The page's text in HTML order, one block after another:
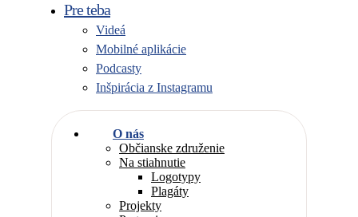
Pre teba
Videá
Mobilné aplikácie
Podcasty
Inšpirácia z Instagramu
O nás
Občianske združenie
Na stiahnutie
Logotypy
Plagáty
Projekty